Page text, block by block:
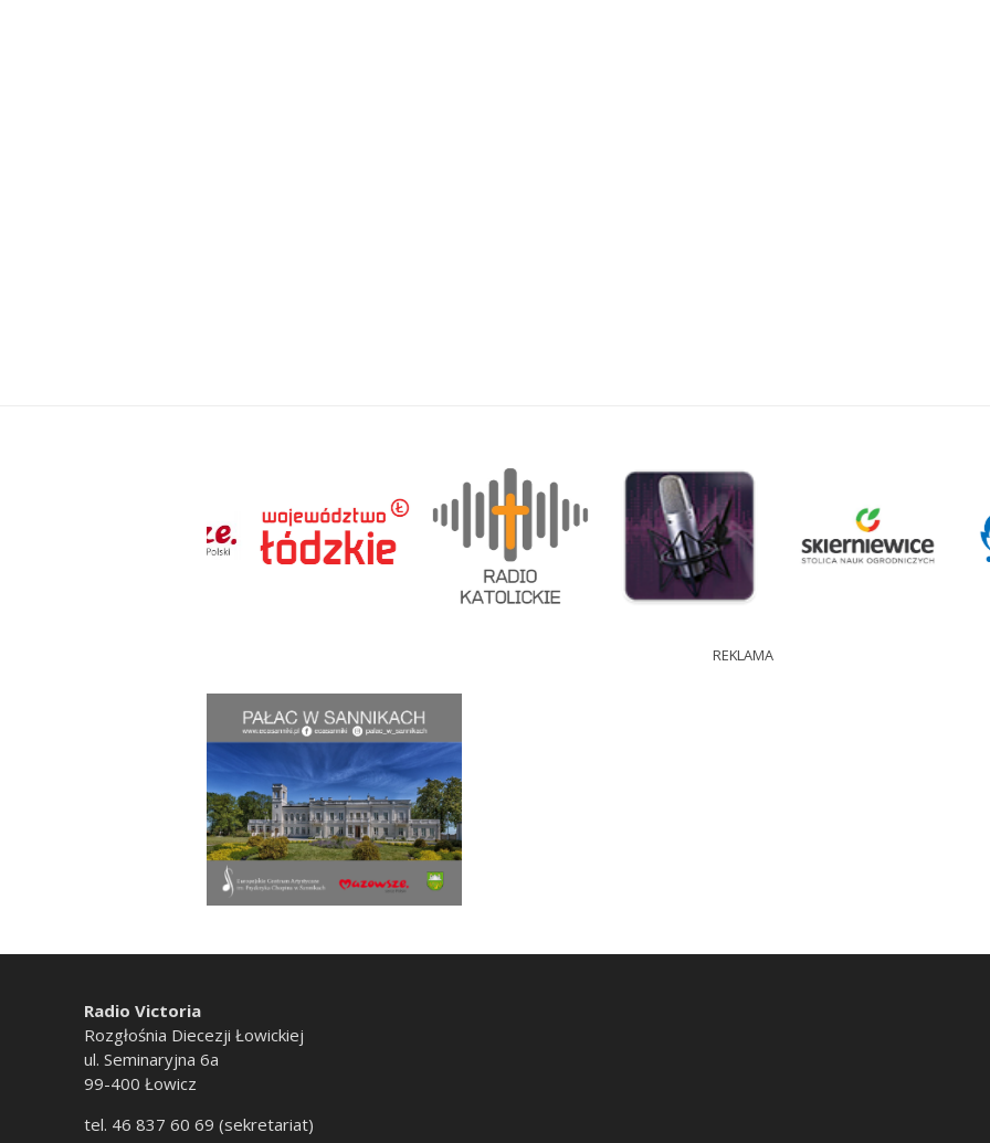
REKLAMA
Radio Victoria
Rozgłośnia Diecezji Łowickiej
ul. Seminaryjna 6a
99-400 Łowicz
tel. 46 837 60 69 (sekretariat)